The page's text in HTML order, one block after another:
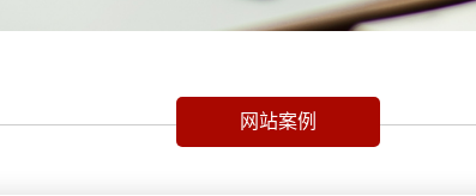
网站案例